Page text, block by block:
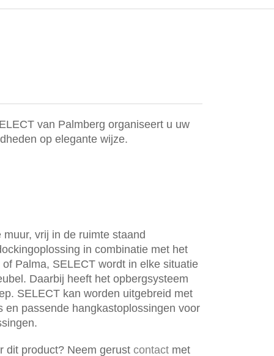
van Palmberg organiseert u uw
op elegante wijze.
vrij in de ruimte staand
in combinatie met het
Palma, SELECT wordt in elke situatie
Daarbij heeft het opbergsysteem
SELECT kan worden uitgebreid met
en passende hangkastoplossingen voor
dit product? Neem gerust contact met